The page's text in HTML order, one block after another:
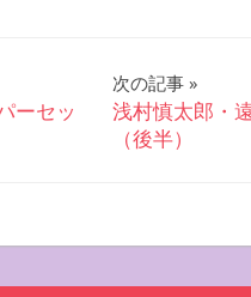
ーセッ
次の記事
浅村慎太郎・
（後半）